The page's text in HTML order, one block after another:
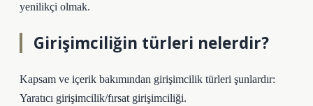
yenilikçi olmak.
Girişimciliğin türleri nelerdir?
Kapsam ve içerik bakımından girişimcilik türleri şunlardır:
Yaratıcı girişimcilik/fırsat girişimciliği.